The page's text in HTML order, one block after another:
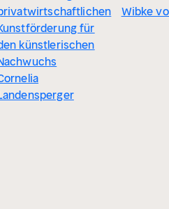
für
künstlerischen
Wibke